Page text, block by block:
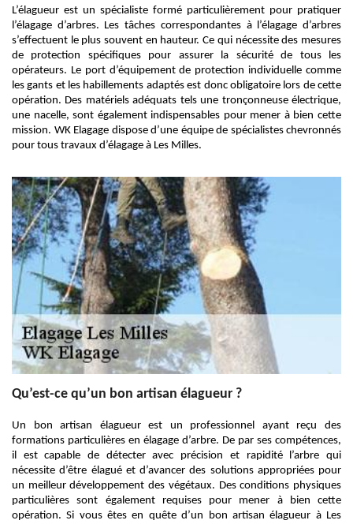
L’élagueur est un spécialiste formé particulièrement pour pratiquer
l’élagage d’arbres. Les tâches correspondantes à l’élagage d’arbres
s’effectuent le plus souvent en hauteur. Ce qui nécessite des mesures
de protection spécifiques pour assurer la sécurité de tous les
opérateurs. Le port d’équipement de protection individuelle comme
les gants et les habillements adaptés est donc obligatoire lors de cette
opération. Des matériels adéquats tels une tronçonneuse électrique,
une nacelle, sont également indispensables pour mener à bien cette
mission. WK Elagage dispose d’une équipe de spécialistes chevronnés
pour tous travaux d’élagage à Les Milles.
Qu’est-ce qu’un bon artisan élagueur ?
Un bon artisan élagueur est un professionnel ayant reçu des
formations particulières en élagage d’arbre. De par ses compétences,
il est capable de détecter avec précision et rapidité l’arbre qui
nécessite d’être élagué et d’avancer des solutions appropriées pour
un meilleur développement des végétaux. Des conditions physiques
particulières sont également requises pour mener à bien cette
opération. Si vous êtes en quête d’un bon artisan élagueur à Les